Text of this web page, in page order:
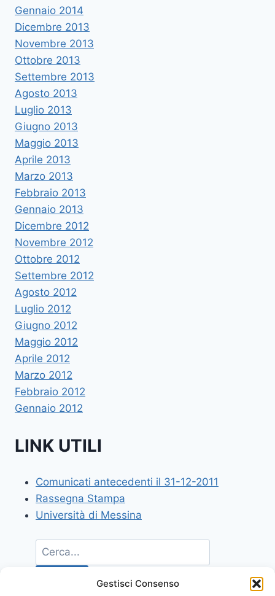
Gestisci Consenso
Gennaio 2014
Dicembre 2013
Novembre 2013
Ottobre 2013
Settembre 2013
Agosto 2013
Luglio 2013
Giugno 2013
Maggio 2013
Aprile 2013
Marzo 2013
Febbraio 2013
Gennaio 2013
Dicembre 2012
Novembre 2012
Ottobre 2012
Settembre 2012
Agosto 2012
Luglio 2012
Giugno 2012
Maggio 2012
Aprile 2012
Marzo 2012
Febbraio 2012
Gennaio 2012
LINK UTILI
Comunicati antecedenti il 31-12-2011
Rassegna Stampa
Università di Messina